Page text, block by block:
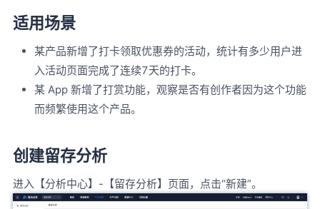
适用场景
某产品新增了打卡领取优惠券的活动，统计有多少用户进
入活动页面完成了连续7天的打卡。
某 App 新增了打赏功能，观察是否有创作者因为这个功能
而频繁使用这个产品。
创建留存分析
进入【分析中心】-【留存分析】页面，点击“新建”。